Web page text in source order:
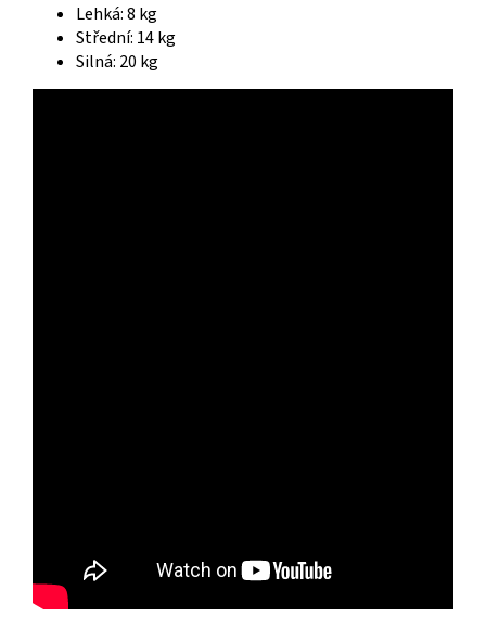
Lehká: 8 kg
Střední: 14 kg
Silná: 20 kg